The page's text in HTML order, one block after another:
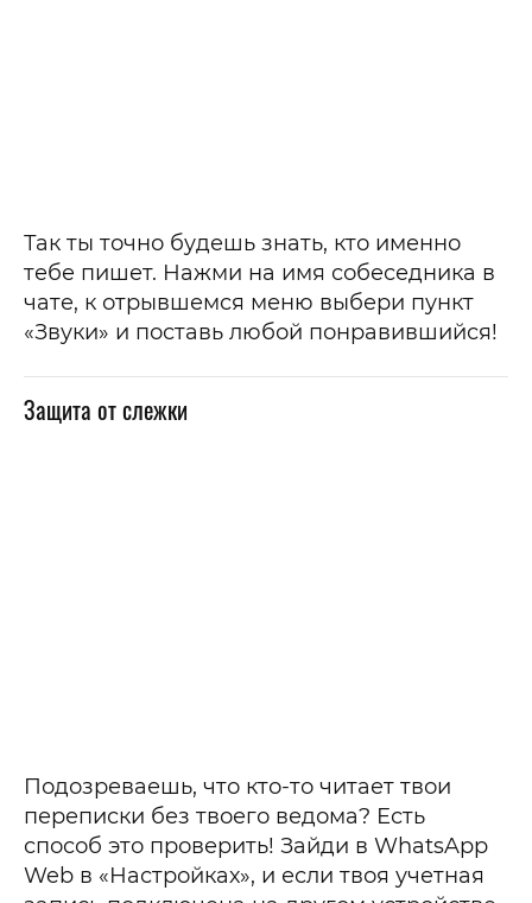
Так ты точно будешь знать, кто именно
тебе пишет. Нажми на имя собеседника в
чате, к отрывшемся меню выбери пункт
«Звуки» и поставь любой понравившийся!
Защита от слежки
Подозреваешь, что кто-то читает твои
переписки без твоего ведома? Есть
способ это проверить! Зайди в WhatsApp
Web в «Настройках», и если твоя учетная